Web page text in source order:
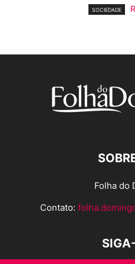
SOCIEDADE
Folha do
Contato: